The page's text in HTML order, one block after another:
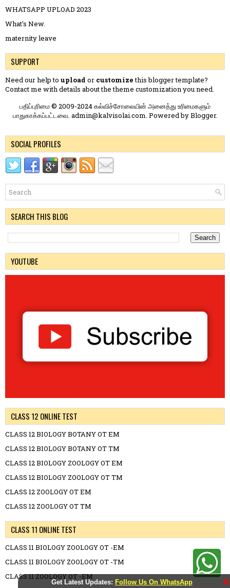
Get Latest Updates: Follow Us On WhatsApp X
WHATSAPP UPLOAD 2023
What's New.
maternity leave
SUPPORT
Need our help to upload or customizethis blogger template?
Contact me with details about the theme customization you need.
பதிப்புரிமை © 2009-2024 கல்விச்சோலையின் அனைத்து உரிமைகளும்
பாதுகாக்கப்பட்டவை. admin@kalvisolai.com. Powered byBlogger.
SOCIAL PROFILES
SEARCH THIS BLOG
YOUTUBE
CLASS 12 ONLINE TEST
CLASS 12 BIOLOGY BOTANY OT EM
CLASS 12 BIOLOGY BOTANY OT TM
CLASS 12 BIOLOGY ZOOLOGY OT EM
CLASS 12 BIOLOGY ZOOLOGY OT TM
CLASS 12 ZOOLOGY OT EM
CLASS 12 ZOOLOGY OT TM
CLASS 11 ONLINE TEST
CLASS 11 BIOLOGY ZOOLOGY OT -EM
CLASS 11 BIOLOGY ZOOLOGY OT -TM
CLASS 11 ZOOLOGY OT -EM